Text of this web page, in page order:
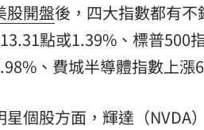
股開盤後，四大指數都有
點或1.39%、標普500
、費城半導體指數上漲
星個股方面，輝達（NVDA